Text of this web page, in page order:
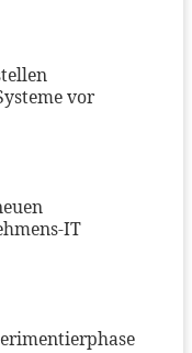
vor
IT